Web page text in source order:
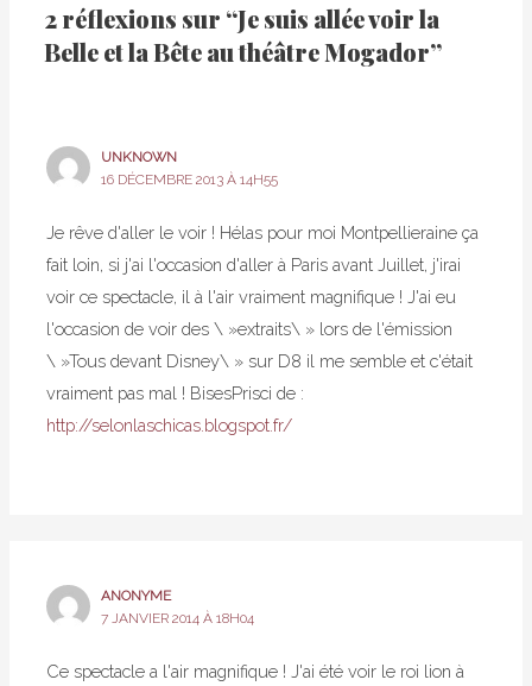
2 réflexions sur “Je suis allée voir la
Belle et la Bête au théâtre Mogador”
UNKNOWN
16 DÉCEMBRE 2013 À 14H55
Je rêve d'aller le voir ! Hélas pour moi Montpellieraine ça
fait loin, si j'ai l'occasion d'aller à Paris avant Juillet, j'irai
voir ce spectacle, il à l'air vraiment magnifique ! J'ai eu
l'occasion de voir des \ »extraits\ » lors de l'émission
\ »Tous devant Disney\ » sur D8 il me semble et c'était
vraiment pas mal ! BisesPrisci de :
http://selonlaschicas.blogspot.fr/
ANONYME
7 JANVIER 2014 À 18H04
Ce spectacle a l'air magnifique ! J'ai été voir le roi lion à